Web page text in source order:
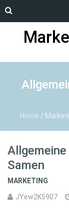
Home /
Allgemeine
Samen
MARKETING
JYew2K5907